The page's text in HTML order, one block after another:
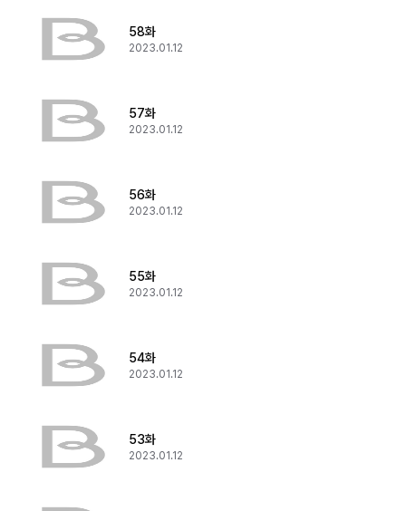
58화
2023.01.12
57화
2023.01.12
56화
2023.01.12
55화
2023.01.12
54화
2023.01.12
53화
2023.01.12